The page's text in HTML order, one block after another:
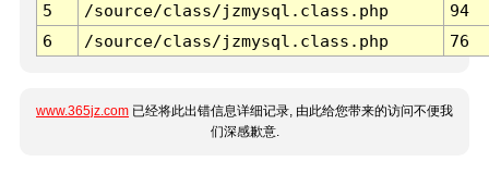
5
/source/class/jzmysql.class.php
94
6
/source/class/jzmysql.class.php 76
www.365jz.com 已经将此出错信息详细记录, 由此给您带来的访问不便我
们深感歉意.